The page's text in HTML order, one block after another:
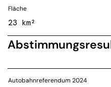
Fläche
23 km²
Autobahnreferendum 2024